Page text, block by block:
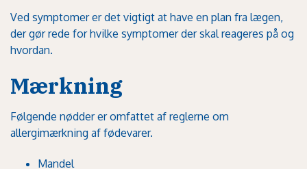
Ved symptomer er det vigtigt at have en plan fra lægen,
der gør rede forhvilke symptomer der skal reageres på og
hvordan.
Mærkning
Følgende nødder er omfattet af reglerne om
allergimærkning af fødevarer.
Mandel